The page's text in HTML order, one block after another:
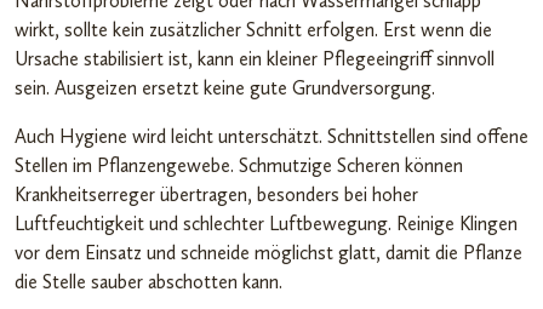
wirkt, sollte kein zusätzlicher Schnitt erfolgen. Erst wenn die
Ursache stabilisiert ist, kann ein kleiner Pflegeeingriff sinnvoll
sein. Ausgeizen ersetzt keine gute Grundversorgung.
Auch Hygiene wird leicht unterschätzt. Schnittstellen sind offene
Stellen im Pflanzengewebe. Schmutzige Scheren können
Krankheitserreger übertragen, besonders bei hoher
Luftfeuchtigkeit und schlechter Luftbewegung. Reinige Klingen
vor dem Einsatz und schneide möglichst glatt, damit die Pflanze
die Stelle sauber abschotten kann.